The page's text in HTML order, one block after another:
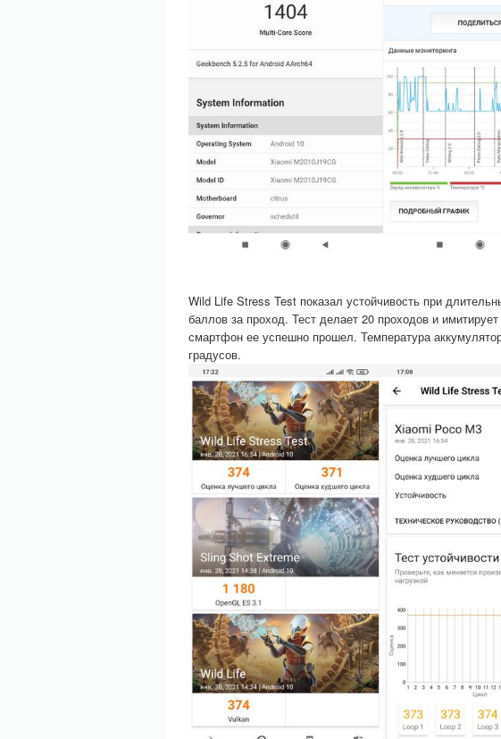
Wild Life Stress Test показал устойчивость при
баллов за проход. Тест делает 20 проходов и
смартфон ее успешно прошел. Температура
градусов.